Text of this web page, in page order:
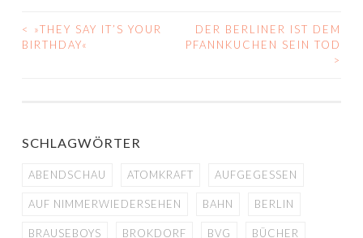
BEITRAGS-
<
»THEY SAY IT’S YOUR
BIRTHDAY«
DER BERLINER IST DEM
PFANNKUCHEN SEIN TOD
>
SCHLAGWÖRTER
ABENDSCHAU ATOMKRAFT AUFGEGESSEN
AUF NIMMERWIEDERSEHEN BAHN BERLIN
BRAUSEBOYS BROKDORF BVG BÜCHER